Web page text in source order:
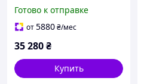
Готово к отправке
от5880₴/мес
35 280₴
Купить